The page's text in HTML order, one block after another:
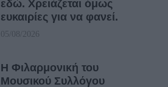
εδώ. Χρειάζεται όμως
ευκαιρίες για να φανεί.
05/08/2026
Η Φιλαρμονική του
Μουσικού Συλλόγου